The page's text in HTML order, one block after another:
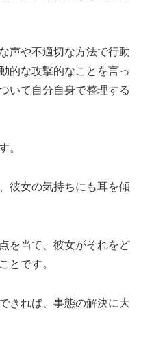
声や不適切な方法で行動
的な攻撃的なことを言っ
いて自分自身で整理する
。
彼女の気持ちにも耳を傾
を当て、彼女がそれをど
とです。
きれば、事態の解決に大